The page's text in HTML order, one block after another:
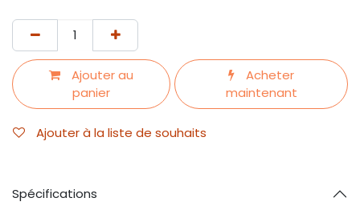
Ajouter au
panier
Acheter
maintenant
Ajouter à la liste de souhaits
Spécifications